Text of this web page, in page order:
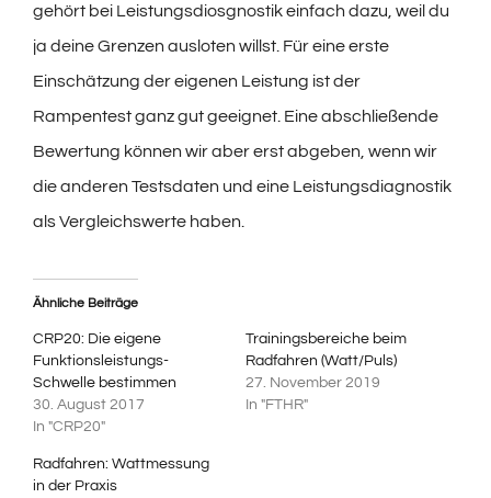
gehört bei Leistungsdiosgnostik einfach dazu, weil du
ja deine Grenzen ausloten willst. Für eine erste
Einschätzung der eigenen Leistung ist der
Rampentest ganz gut geeignet. Eine abschließende
Bewertung können wir aber erst abgeben, wenn wir
die anderen Testsdaten und eine Leistungsdiagnostik
als Vergleichswerte haben.
Ähnliche Beiträge
CRP20: Die eigene
Funktionsleistungs-
Schwelle bestimmen
30. August 2017
In "CRP20"
Trainingsbereiche beim
Radfahren (Watt/Puls)
27. November 2019
In "FTHR"
Radfahren: Wattmessung
in der Praxis